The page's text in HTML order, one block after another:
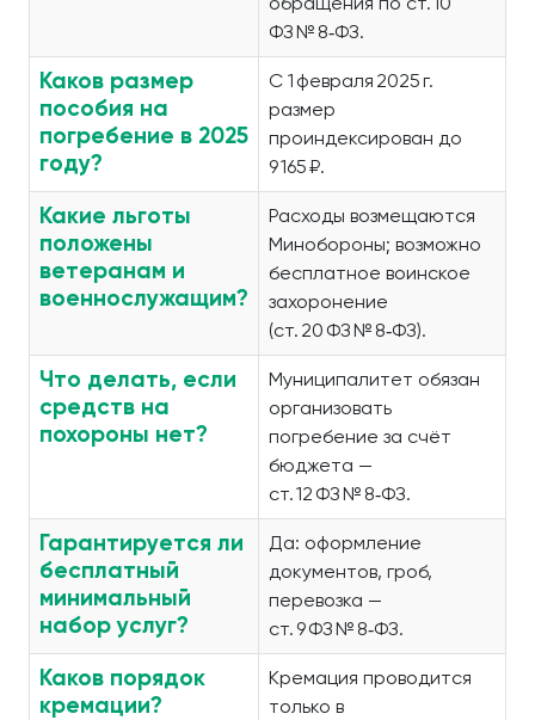
ФЗ № 8‑ФЗ.
Каков размер
пособия на
погребение в 2025
году?
С 1 февраля 2025 г.
размер
проиндексирован до
9 165 ₽.
Какие льготы
положены
ветеранам и
военнослужащим?
Расходы возмещаются
Минобороны; возможно
бесплатное воинское
захоронение
(ст. 20 ФЗ № 8‑ФЗ).
Что делать, если
средств на
похороны нет?
Муниципалитет обязан
организовать
погребение за счёт
бюджета —
ст. 12 ФЗ № 8‑ФЗ.
Гарантируется ли
бесплатный
минимальный
набор услуг?
Да: оформление
документов, гроб,
перевозка —
ст. 9 ФЗ № 8‑ФЗ.
Каков порядок
кремации?
Кремация проводится
только в